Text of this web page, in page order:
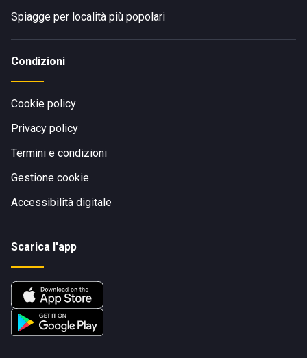
Spiagge per località più popolari
Condizioni
Cookie policy
Privacy policy
Termini e condizioni
Gestione cookie
Accessibilità digitale
Scarica l'app